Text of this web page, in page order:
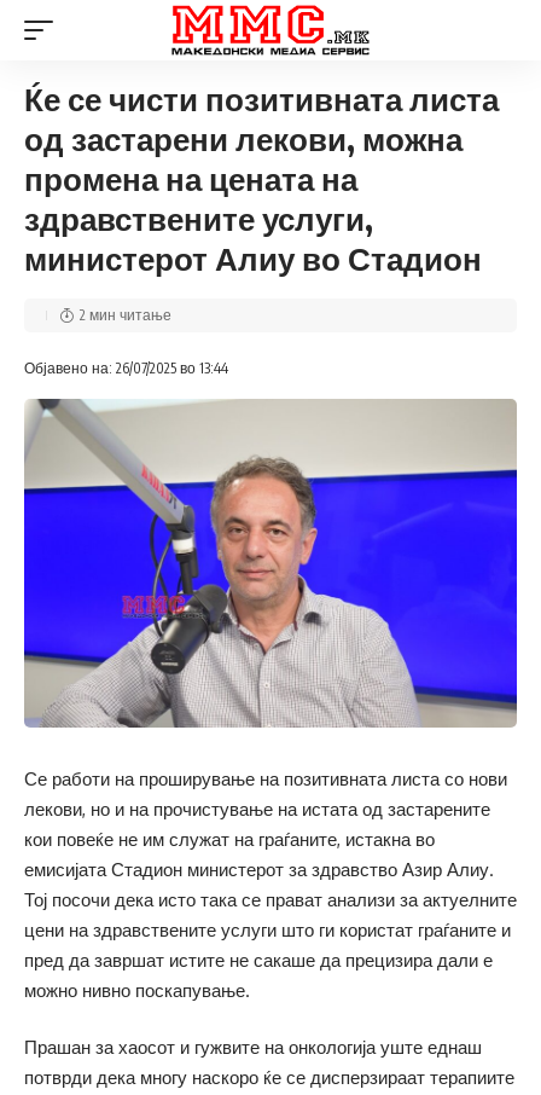
Ќе се чисти позитивната листа
од застарени лекови, можна
промена на цената на
здравствените услуги,
министерот Алиу во Стадион
Објавено на: 26/07/2025 во 13:44
2 мин читање
Се работи на проширување на позитивната листа со нови
лекови, но и на прочистување на истата од застарените
кои повеќе не им служат на граѓаните, истакна во
емисијата Стадион министерот за здравство Азир Алиу.
Тој посочи дека исто така се прават анализи за актуелните
цени на здравствените услуги што ги користат граѓаните и
пред да завршат истите не сакаше да прецизира дали е
можно нивно поскапување.
Прашан за хаосот и гужвите на онкологија уште еднаш
потврди дека многу наскоро ќе се дисперзираат терапиите